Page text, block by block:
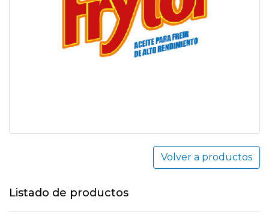
Volver a productos
Listado de productos